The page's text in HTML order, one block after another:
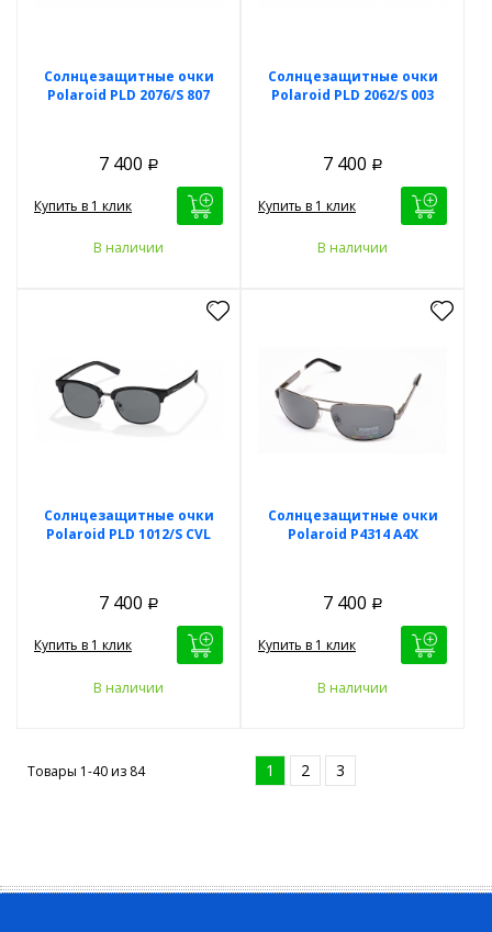
Солнцезащитные очки
Polaroid PLD 2076/S 807
7 400 Р
Купить в 1 клик
В наличии
Солнцезащитные очки
Polaroid PLD 2062/S 003
7 400 Р
Купить в 1 клик
В наличии
Солнцезащитные очки
Polaroid PLD 1012/S CVL
7 400 Р
Купить в 1 клик
В наличии
Солнцезащитные очки
Polaroid P4314 A4X
7 400 Р
Купить в 1 клик
В наличии
Товары 1-40 из 84 1 2 3